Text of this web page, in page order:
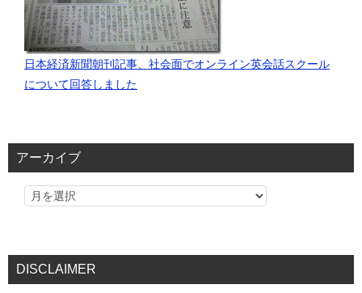
日本経済新聞朝刊記事、社会面でオンライン英会話スクール
について回答しました
アーカイブ
DISCLAIMER